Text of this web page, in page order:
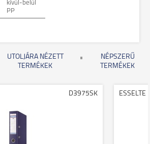
kívül-belül
PP
UTOLJÁRA NÉZETT
TERMÉKEK
NÉPSZERŰ
TERMÉKEK
D3975SK ESSELTE